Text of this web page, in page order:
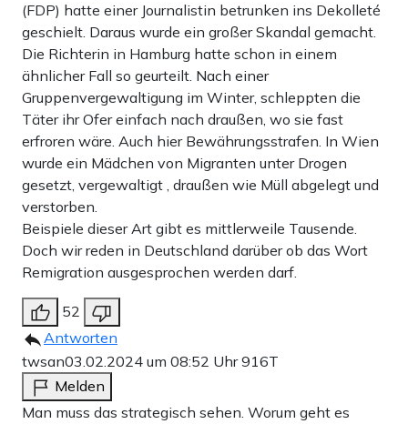
stellen, bevor sie ihr näher kommen. Schon dabei würde
ich mir persönlich ja denken: Nun, bevor du gefragt hast,
vielleicht, jetzt ganz sicher nicht mehr. „Willst du mit mir
schlafen?“ ist dann wohl die nächste Frage, die jeder
aufgeklärte Mann aus der Sicht der Feministen stellen
sollte, bevor er ihr die Hand in den BH steckt. Aber was
ist denn Intimität ohne wortloses Gespür für den anderen?
Ohne das Durchbrechen und Abbauen von Mauern? Was
tötet denn mehr die Spannung zwischen zwei Menschen
als inmitten eines oft völlig chaotischen Wirbelns der
Gefühle plötzlich stumpf nach der formalen und
ausdrücklichen Zustimmung des anderen zu fragen?
So dringend es notwendig ist, dass endlich politische
Maßnahmen gegen die Zunahme von Sexualstraftaten
(FDP) hatte einer Journalistin betrunken ins Dekolleté
geschielt. Daraus wurde ein großer Skandal gemacht.
Die Richterin in Hamburg hatte schon in einem
ähnlicher Fall so geurteilt. Nach einer
Gruppenvergewaltigung im Winter, schleppten die
Täter ihr Ofer einfach nach draußen, wo sie fast
erfroren wäre. Auch hier Bewährungsstrafen. In Wien
wurde ein Mädchen von Migranten unter Drogen
gesetzt, vergewaltigt , draußen wie Müll abgelegt und
verstorben.
Beispiele dieser Art gibt es mittlerweile Tausende.
Doch wir reden in Deutschland darüber ob das Wort
Remigration ausgesprochen werden darf.
52
Antworten
twsan03.02.2024 um 08:52 Uhr916T
Melden
Man muss das strategisch sehen. Worum geht es